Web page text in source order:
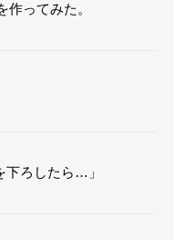
作ってみた。
下ろしたら…」